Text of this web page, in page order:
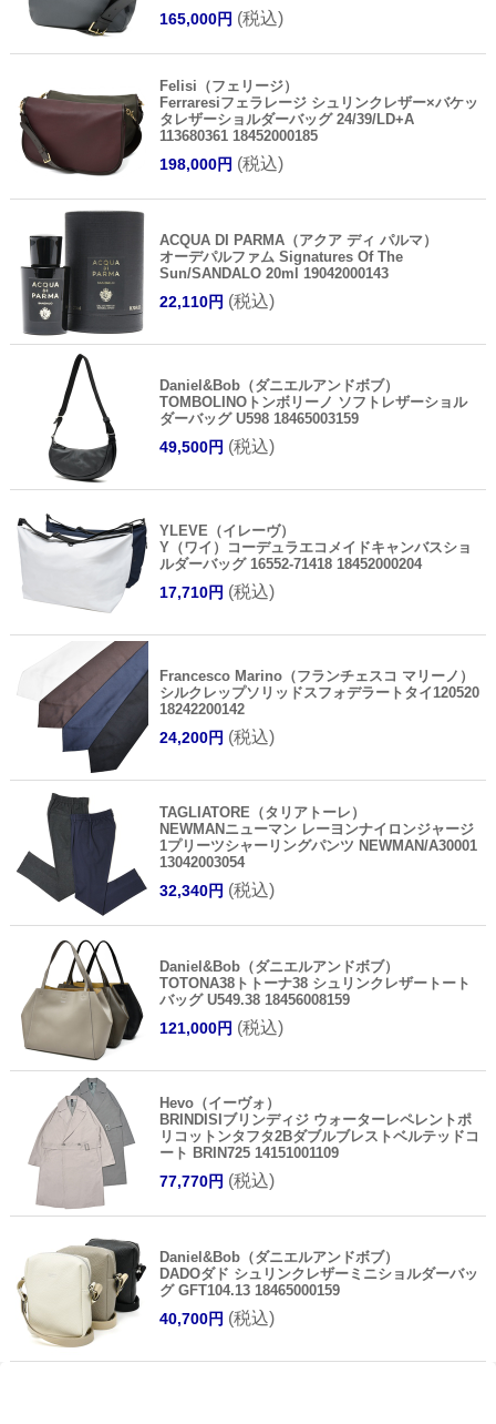
165,000円 (税込)
Felisi（フェリージ）
Ferraresiフェラレージ シュリンクレザー×バケッ
タレザーショルダーバッグ 24/39/LD+A
113680361 18452000185
198,000円 (税込)
ACQUA DI PARMA（アクア ディ パルマ）
オーデパルファム Signatures Of The
Sun/SANDALO 20ml 19042000143
22,110円 (税込)
Daniel&Bob（ダニエルアンドボブ）
TOMBOLINOトンボリーノ ソフトレザーショル
ダーバッグ U598 18465003159
49,500円 (税込)
YLEVE（イレーヴ）
Y（ワイ）コーデュラエコメイドキャンバスショ
ルダーバッグ 16552-71418 18452000204
17,710円 (税込)
Francesco Marino（フランチェスコ マリーノ）
シルクレップソリッドスフォデラートタイ120520
18242200142
24,200円 (税込)
TAGLIATORE（タリアトーレ）
NEWMANニューマン レーヨンナイロンジャージ
1プリーツシャーリングパンツ NEWMAN/A30001
13042003054
32,340円 (税込)
Daniel&Bob（ダニエルアンドボブ）
TOTONA38トトーナ38 シュリンクレザートート
バッグ U549.38 18456008159
121,000円 (税込)
Hevo（イーヴォ）
BRINDISIブリンディジ ウォーターレペレントポ
リコットンタフタ2Bダブルブレストベルテッドコ
ート BRIN725 14151001109
77,770円 (税込)
Daniel&Bob（ダニエルアンドボブ）
DADOダド シュリンクレザーミニショルダーバッ
グ GFT104.13 18465000159
40,700円 (税込)